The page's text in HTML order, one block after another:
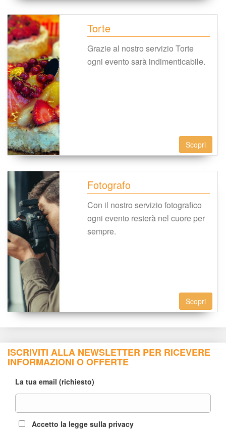
Torte
Grazie al nostro servizio Torte
ogni evento sarà indimenticabile.
Scopri
Fotografo
Con il nostro servizio fotografico
ogni evento resterà nel cuore per
empre.
Scopri
ISCRIVITI ALLA NEWSLETTER PER RICEVERE
INFORMAZIONI O OFFERTE
La tua email (richiesto)
Accetto la legge sulla privacy